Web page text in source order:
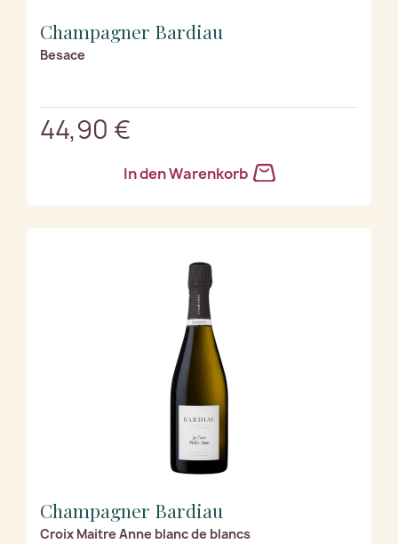
Champagner Bardiau
Besace
44,90 €
In den Warenkorb
Champagner Bardiau
Croix Maitre Anne blanc de blancs